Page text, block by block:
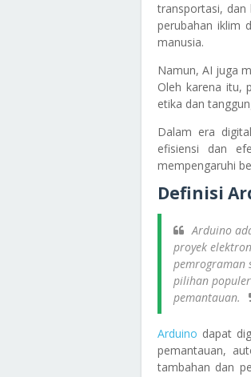
transportasi, dan
perubahan iklim
manusia.
Namun, AI juga
Oleh karena itu,
etika dan
Dalam era
efisiensi dan
mempengaruhi
Definisi
Arduino
proyek
pemrograman
pilihan
pemantauan.
Arduino dapat
pemantauan,
tambahan dan